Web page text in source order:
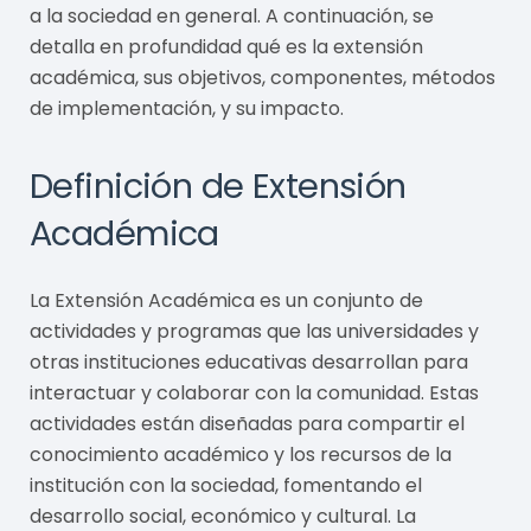
a la sociedad en general. A continuación, se
detalla en profundidad qué es la extensión
académica, sus objetivos, componentes, métodos
de implementación, y su impacto.
Definición de Extensión
Académica
La Extensión Académica es un conjunto de
actividades y programas que las universidades y
otras instituciones educativas desarrollan para
interactuar y colaborar con la comunidad. Estas
actividades están diseñadas para compartir el
conocimiento académico y los recursos de la
institución con la sociedad, fomentando el
desarrollo social, económico y cultural. La